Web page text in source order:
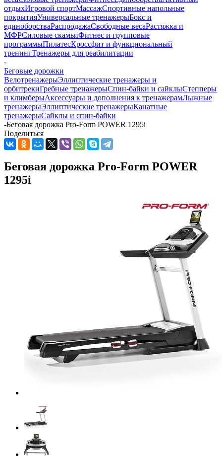
отдыхИгровой спортМассажСпортивные напольные
покрытияУниверсальные тренажерыБокс и
единоборстваРаспродажаСвободные весаРастяжка и
МФРСиловые скамьиФитнес и групповые
программыПилатесКроссфит и функциональный
тренингТренажеры для реабилитации
-
Беговые дорожки
ВелотренажерыЭллиптические тренажеры и
орбитрекиГребные тренажерыСпин-байки и сайклыСтепперы
и климберыАксессуары и дополнения к тренажерамЛыжные
тренажерыЭллиптические тренажерыКанатные
тренажерыСайклы и спин-байки
-Беговая дорожка Pro-Form POWER 1295i
Поделиться
Беговая дорожка Pro-Form POWER
1295i